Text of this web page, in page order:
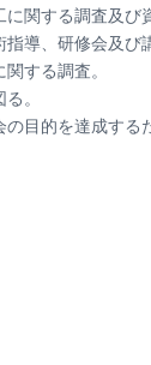
関する調査及び
導、研修会及び
する調査。
。
目的を達成する